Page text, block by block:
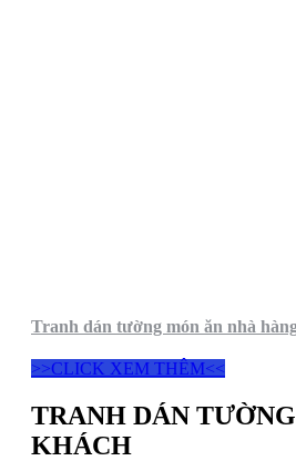
Tranh dán tường món ăn nhà
>>CLICK XEM THÊM<<
TRANH DÁN
KHÁCH